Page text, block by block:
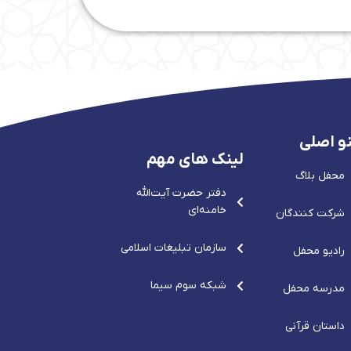
اصلی
محفل بلاگ
شرکت کنندگان
رادیو محفل
مدرسه محفل
داستان قرآنی
لینک های مهم
دفتر حضرت آيت‌الله‌
خامنه‌ای
سازمان تبلیغات اسلامی
شبکه سوم سیما